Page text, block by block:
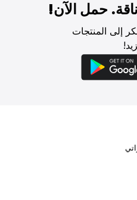
حمل الآن!
إلى المنتجات